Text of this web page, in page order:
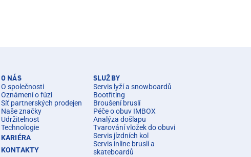
O NÁS
O společnosti
Oznámení o fúzi
Síť partnerských prodejen
Naše značky
Udržitelnost
Technologie
KARIÉRA
KONTAKTY
SLUŽBY
Servis lyží a snowboardů
Bootfiting
Broušení bruslí
Péče o obuv IMBOX
Analýza došlapu
Tvarování vložek do obuvi
Servis jízdních kol
Servis inline bruslí a
skateboardů